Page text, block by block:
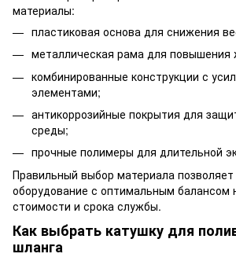
материалы:
пластиковая основа для снижения
металлическая рама для повышения
комбинированные конструкции с
элементами;
антикоррозийные покрытия для
среды;
прочные полимеры для длительной
Правильный выбор материала позволяет
оборудование с оптимальным балансом
стоимости и срока службы.
Как выбрать катушку для
шланга